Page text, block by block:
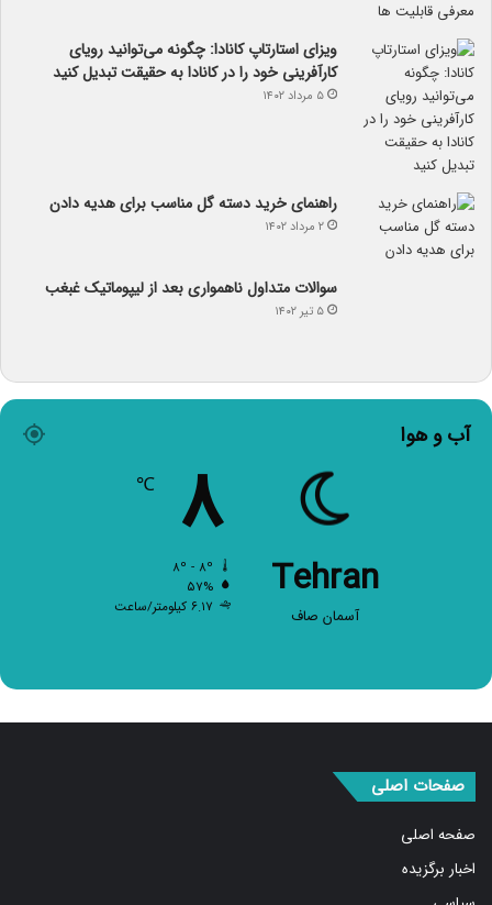
ویزای استارتاپ کانادا: چگونه می‌توانید رویای
کارآفرینی خود را در کانادا به حقیقت تبدیل کنید
۵ مرداد ۱۴۰۲
راهنمای خرید دسته گل مناسب برای هدیه دادن
۲ مرداد ۱۴۰۲
سوالات متداول ناهمواری بعد از لیپوماتیک غبغب
۵ تیر ۱۴۰۲
آب و هوا
Tehran
آسمان صاف
۸ ℃
۵۷%
۶.۱۷ کیلومتر/ساعت
صفحات اصلی
صفحه اصلی
اخبار برگزیده